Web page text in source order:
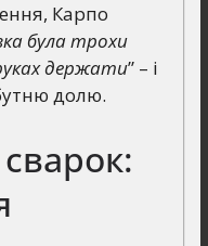
Карпо
була трохи
держати” – і
долю.